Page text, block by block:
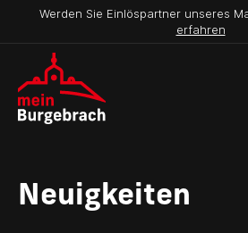
Werden Sie Einlöspartner unseres
erfahren
Neuigkeiten